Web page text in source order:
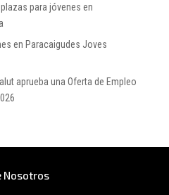
para jóvenes en
en Paracaigudes Joves
aprueba una Oferta de Empleo
Nosotros